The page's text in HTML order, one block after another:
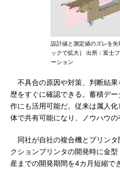
設計値と測定値のズレを矢
ックで拡大］ 出所：富士
ーション
不具合の原因や対策、判断結果
歴をすぐに確認できる。蓄積デ
作にも活用可能だ。従来は属人
体で共有可能になり、ノウハウの
同社が自社の複合機とプリン
クションプリンタの開発時に金
産までの開発期間を4カ月短縮で